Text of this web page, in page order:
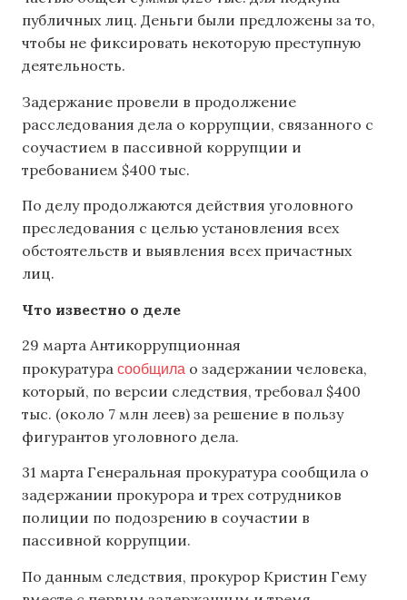
публичных лиц. Деньги были предложены за то,
чтобы не фиксировать некоторую преступную
деятельность.
Задержание провели в продолжение
расследования дела о коррупции, связанного с
соучастием в пассивной коррупции и
требованием $400 тыс.
По делу продолжаются действия уголовного
преследования с целью установления всех
обстоятельств и выявления всех причастных
лиц.
Что известно о деле
29 марта Антикоррупционная
прокуратура сообщила о задержании человека,
который, по версии следствия, требовал $400
тыс. (около 7 млн леев) за решение в пользу
фигурантов уголовного дела.
31 марта Генеральная прокуратура сообщила о
задержании прокурора и трех сотрудников
полиции по подозрению в соучастии в
пассивной коррупции.
По данным следствия, прокурор Кристин Гему